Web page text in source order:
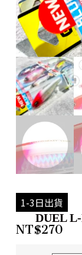
1-3日出貨
DUEL
NT$270